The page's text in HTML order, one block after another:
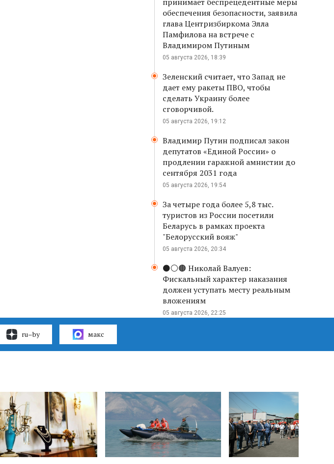
обеспечения безопасности, заявила
глава Центризбиркома Элла
Памфилова на встрече с
Владимиром Путиным
05 августа 2026, 18:39
Зеленский считает, что Запад не
дает ему ракеты ПВО, чтобы
сделать Украину более
сговорчивой.
05 августа 2026, 19:12
Владимир Путин подписал закон
депутатов «Единой России» о
продлении гаражной амнистии до
сентября 2031 года
05 августа 2026, 19:54
За четыре года более 5,8 тыс.
туристов из России посетили
Беларусь в рамках проекта
"Белорусский вояж"
05 августа 2026, 20:34
⚫️⚪️🟤 Николай Валуев:
Фискальный характер наказания
должен уступать месту реальным
вложениям
05 августа 2026, 22:25
ru–by макс